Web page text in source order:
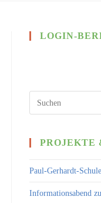
LOGIN-
PROJEKTE
Paul-Gerhardt-
Informationsabend